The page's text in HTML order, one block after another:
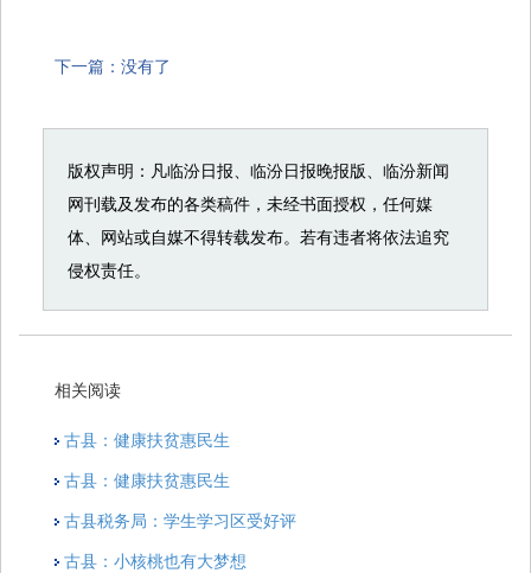
下一篇：没有了
版权声明：凡临汾日报、临汾日报晚报版、临汾新闻
网刊载及发布的各类稿件，未经书面授权，任何媒
体、网站或自媒不得转载发布。若有违者将依法追究
侵权责任。
相关阅读
古县：健康扶贫惠民生
古县：健康扶贫惠民生
古县税务局：学生学习区受好评
古县：小核桃也有大梦想